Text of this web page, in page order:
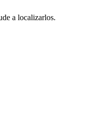
a localizarlos.